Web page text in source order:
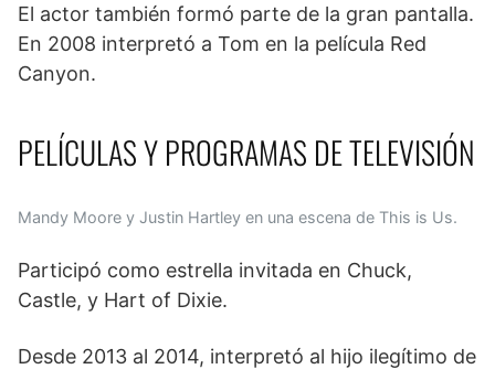
El actor también formó parte de la gran pantalla.
En 2008 interpretó a Tom en la película Red
Canyon. ​
PELÍCULAS Y PROGRAMAS DE TELEVISIÓN
Mandy Moore y Justin Hartley en una escena de This is Us.
Participó como estrella invitada en Chuck,
Castle, y Hart of Dixie.
Desde 2013 al 2014, interpretó al hijo ilegítimo de